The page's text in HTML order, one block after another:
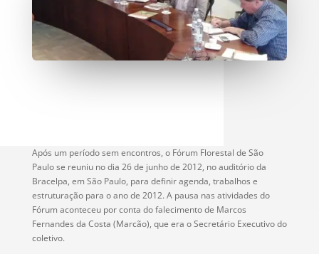
Após um período sem encontros, o Fórum Florestal de São
Paulo se reuniu no dia 26 de junho de 2012, no auditório da
Bracelpa, em São Paulo, para definir agenda, trabalhos e
estruturação para o ano de 2012. A pausa nas atividades do
Fórum aconteceu por conta do falecimento de Marcos
Fernandes da Costa (Marcão), que era o Secretário Executivo do
coletivo.